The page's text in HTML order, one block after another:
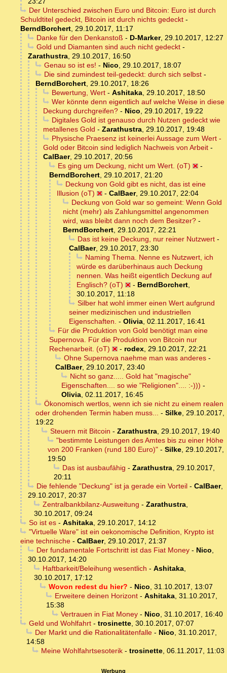
Der Unterschied zwischen Euro und Bitcoin: Euro ist durch
Schuldtitel gedeckt, Bitcoin ist durch nichts gedeckt -
BerndBorchert, 29.10.2017, 11:17
Danke für den Denkanstoß - D-Marker, 29.10.2017, 12:27
Gold und Diamanten sind auch nicht gedeckt-
Zarathustra, 29.10.2017, 16:50
Genau so ist es! - Nico, 29.10.2017, 18:07
Die sind zumindest teil-gedeckt: durch sich selbst-
BerndBorchert, 29.10.2017, 18:26
Bewertung, Wert- Ashitaka, 29.10.2017, 18:50
Wer könnte denn eigentlich auf welche Weise in diese
Deckung durchgreifen? - Nico, 29.10.2017, 19:22
Digitales Gold ist genauso durch Nutzen gedeckt wie
metallenes Gold - Zarathustra, 29.10.2017, 19:48
Physische Praesenz ist keinerlei Aussage zum Wert -
Gold oder Bitcoin sind lediglich Nachweis von Arbeit -
CalBaer, 29.10.2017, 20:56
Es ging um Deckung, nicht um Wert. (oT)
-
BerndBorchert, 29.10.2017, 21:20
Deckung von Gold gibt es nicht, das ist eine
Illusion (oT)
- CalBaer, 29.10.2017, 22:04
Deckung von Gold war so gemeint: Wenn Gold
nicht (mehr) als Zahlungsmittel angenommen
wird, was bleibt dann noch dem Besitzer? -
BerndBorchert, 29.10.2017, 22:21
Das ist keine Deckung, nur reiner Nutzwert-
CalBaer, 29.10.2017, 23:30
Naming Thema. Nenne es Nutzwert, ich
würde es darüberhinaus auch Deckung
nennen. Was heißt eigentlich Deckung auf
Englisch? (oT)
- BerndBorchert,
30.10.2017, 11:18
Silber hat wohl immer einen Wert aufgrund
seiner medizinischen und industriellen
Eigenschaften. - Olivia, 02.11.2017, 16:41
Für die Produktion von Gold benötigt man eine
Supernova. Für die Produktion von Bitcoin nur
Rechenarbeit. (oT)
- rodex, 29.10.2017, 22:21
Ohne Supernova naehme man was anderes-
CalBaer, 29.10.2017, 23:40
Nicht so ganz..... Gold hat "magische"
Eigenschaften.... so wie "Religionen".... :-))) -
Olivia, 02.11.2017, 16:45
Ökonomisch wertlos, wenn ich sie nicht zu einem realen
oder drohenden Termin haben muss... - Silke, 29.10.2017,
19:22
Steuern mit Bitcoin - Zarathustra, 29.10.2017, 19:40
"bestimmte Leistungen des Amtes bis zu einer Höhe
von 200 Franken (rund 180 Euro)" - Silke, 29.10.2017,
19:50
Das ist ausbaufähig - Zarathustra, 29.10.2017,
20:11
Die fehlende "Deckung" ist ja gerade ein Vorteil- CalBaer,
29.10.2017, 20:37
Zentralbankbilanz-Ausweitung - Zarathustra,
30.10.2017, 09:24
So ist es- Ashitaka, 29.10.2017, 14:12
"Virtuelle Ware" ist ein oekonomische Definition, Krypto ist
eine technische - CalBaer, 29.10.2017, 21:37
Der fundamentale Fortschritt ist das Fiat Money- Nico,
30.10.2017, 14:20
Haftbarkeit/Beleihung wesentlich - Ashitaka,
30.10.2017, 17:12
Wovon redest du hier? - Nico, 31.10.2017, 13:07
Erweitere deinen Horizont- Ashitaka, 31.10.2017,
15:38
Vertrauen in Fiat Money- Nico, 31.10.2017, 16:40
Geld und Wohlfahrt- trosinette, 30.10.2017, 07:07
Der Markt und die Rationalitätenfalle- Nico, 31.10.2017,
14:58
Meine Wohlfahrtsesoterik- trosinette, 06.11.2017, 11:03
Werbung